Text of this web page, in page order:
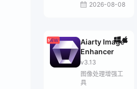
2026-08-08
Aiarty Image
Enhancer
v3.13
图像处理增强工
具